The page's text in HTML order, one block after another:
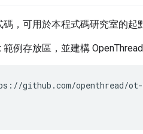
，可用於本程式碼研究室的起
例存放區，並建構 OpenThread
github.com/openthread/ot-